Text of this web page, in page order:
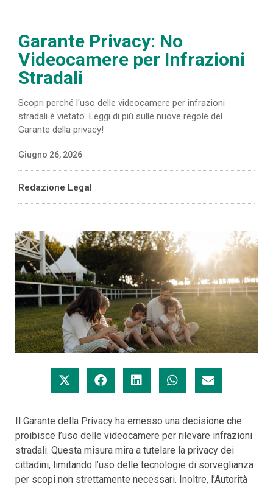
Garante Privacy: No
Videocamere per Infrazioni
Stradali
Scopri perché l'uso delle videocamere per infrazioni
stradali è vietato. Leggi di più sulle nuove regole del
Garante della privacy!
Giugno 26, 2026
Redazione Legal
Il Garante della Privacy ha emesso una decisione che
proibisce l’uso delle videocamere per rilevare infrazioni
stradali. Questa misura mira a tutelare la privacy dei
cittadini, limitando l’uso delle tecnologie di sorveglianza
per scopi non strettamente necessari. Inoltre, l’Autorità